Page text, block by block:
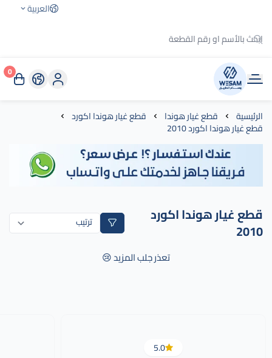
العربية
وسام الطريق
0
الرئيسية قطع غيار هوندا قطع غيار هوندا اكورد
قطع غيار هوندا اكورد 2010
قطع غيار هوندا اكورد
2010
تعذر جلب المزيد 😢
5.0